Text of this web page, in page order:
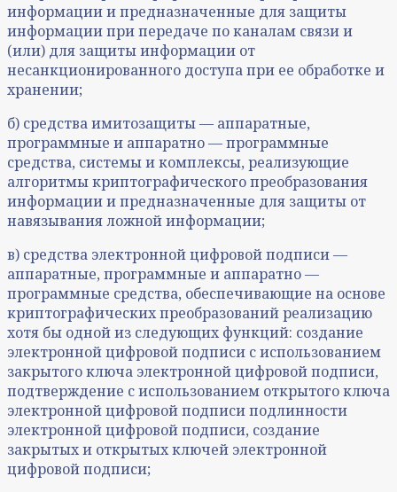
информации и предназначенные для защиты
информации при передаче по каналам связи и
(или) для защиты информации от
несанкционированного доступа при ее обработке и
хранении;
б) средства имитозащиты — аппаратные,
программные и аппаратно — программные
средства, системы и комплексы, реализующие
алгоритмы криптографического преобразования
информации и предназначенные для защиты от
навязывания ложной информации;
в) средства электронной цифровой подписи —
аппаратные, программные и аппаратно —
программные средства, обеспечивающие на основе
криптографических преобразований реализацию
хотя бы одной из следующих функций: создание
электронной цифровой подписи с использованием
закрытого ключа электронной цифровой подписи,
подтверждение с использованием открытого ключа
электронной цифровой подписи подлинности
электронной цифровой подписи, создание
закрытых и открытых ключей электронной
цифровой подписи;